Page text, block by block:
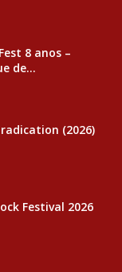
8 anos –
de...
(2026)
Festival 2026